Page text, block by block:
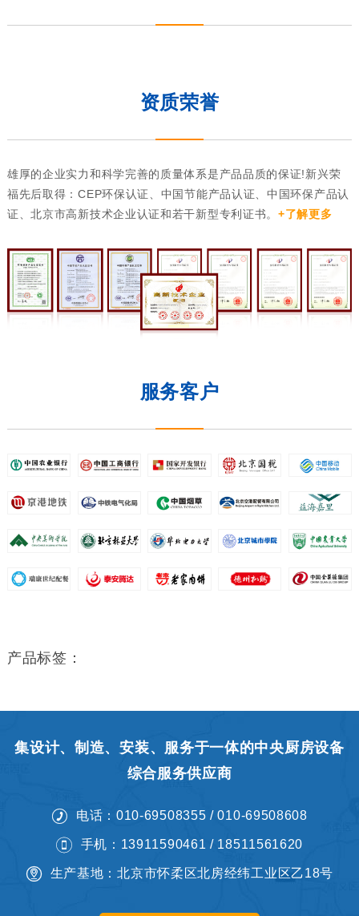
资质荣誉
雄厚的企业实力和科学完善的质量体系是产品品质的保证!新兴荣
福先后取得：CEP环保认证、中国节能产品认证、中国环保产品认
证、北京市高新技术企业认证和若干新型专利证书。+了解更多
服务客户
产品标签：
集设计、制造、安装、服务于一体的中央厨房设备
综合服务供应商
电话：010-69508355 / 010-69508608
手机：13911590461 / 18511561620
生产基地：北京市怀柔区北房经纬工业区乙18号